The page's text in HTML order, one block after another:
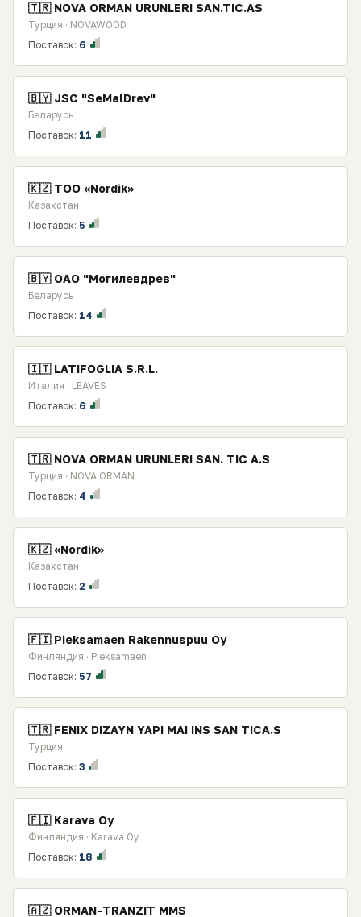
🇹🇷 NOVA ORMAN URUNLERI SAN.TIC.AS
Турция · NOVAWOOD
Поставок: 6
🇧🇾 JSC "SeMalDrev"
Беларусь
Поставок: 11
🇰🇿 TOO «Nordik»
Казахстан
Поставок: 5
🇧🇾 ОАО "Могилевдрев"
Беларусь
Поставок: 14
🇮🇹 LATIFOGLIA S.R.L.
Италия · LEAVES
Поставок: 6
🇹🇷 NOVA ORMAN URUNLERI SAN. TIC A.S
Турция · NOVA ORMAN
Поставок: 4
🇰🇿 «Nordik»
Казахстан
Поставок: 2
🇫🇮 Pieksamaen Rakennuspuu Oy
Финляндия · Pieksamaen
Поставок: 57
🇹🇷 FENIX DIZAYN YAPI MAI INS SAN TICA.S
Турция
Поставок: 3
🇫🇮 Karava Oy
Финляндия · Karava Oy
Поставок: 18
🇦🇿 ORMAN-TRANZIT MMS